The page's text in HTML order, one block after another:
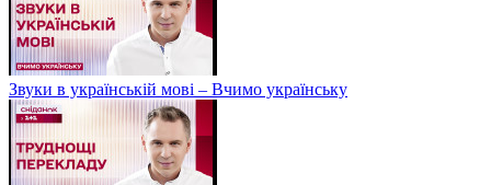
Звуки в українській мові – Вчимо українську